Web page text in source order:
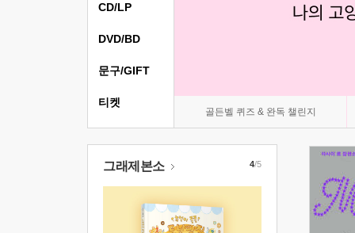
골든벨 퀴즈 & 완독 챌린지
CD/LP
DVD/BD
문구/GIFT
티켓
그래제본소 4/5